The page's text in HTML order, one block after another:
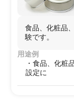
食品、化粧品
験です。
用途例
・食品、化粧
設定に